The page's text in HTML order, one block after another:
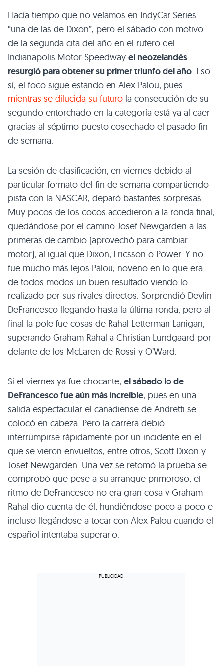
Hacía tiempo que no veíamos en IndyCar Series
“una de las de Dixon”, pero el sábado con motivo
de la segunda cita del año en el rutero del
Indianapolis Motor Speedway el neozelandés
resurgió para obtener su primer triunfo del año. Eso
sí, el foco sigue estando en Alex Palou, pues
mientras se dilucida su futuro la consecución de su
segundo entorchado en la categoría está ya al caer
gracias al séptimo puesto cosechado el pasado fin
de semana.
La sesión de clasificación, en viernes debido al
particular formato del fin de semana compartiendo
pista con la NASCAR, deparó bastantes sorpresas.
Muy pocos de los cocos accedieron a la ronda final,
quedándose por el camino Josef Newgarden a las
primeras de cambio (aprovechó para cambiar
motor), al igual que Dixon, Ericsson o Power. Y no
fue mucho más lejos Palou, noveno en lo que era
de todos modos un buen resultado viendo lo
realizado por sus rivales directos. Sorprendió Devlin
DeFrancesco llegando hasta la última ronda, pero al
final la pole fue cosas de Rahal Letterman Lanigan,
superando Graham Rahal a Christian Lundgaard por
delante de los McLaren de Rossi y O’Ward.
Si el viernes ya fue chocante, el sábado lo de
DeFrancesco fue aún más increíble, pues en una
salida espectacular el canadiense de Andretti se
colocó en cabeza. Pero la carrera debió
interrumpirse rápidamente por un incidente en el
que se vieron envueltos, entre otros, Scott Dixon y
Josef Newgarden. Una vez se retomó la prueba se
comprobó que pese a su arranque primoroso, el
ritmo de DeFrancesco no era gran cosa y Graham
Rahal dio cuenta de él, hundiéndose poco a poco e
incluso llegándose a tocar con Alex Palou cuando el
español intentaba superarlo.